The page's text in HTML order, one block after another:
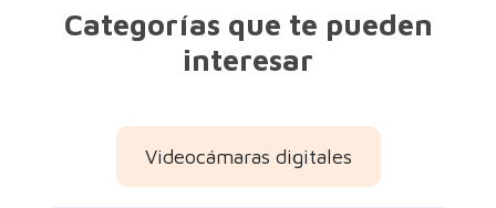
Categorías que te pueden
Videocámaras digitales